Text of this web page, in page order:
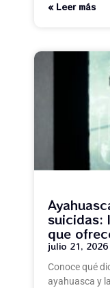
Leer más »
suicidas:
que
julio 21, 2026
Conoce qué
ayahuasca y